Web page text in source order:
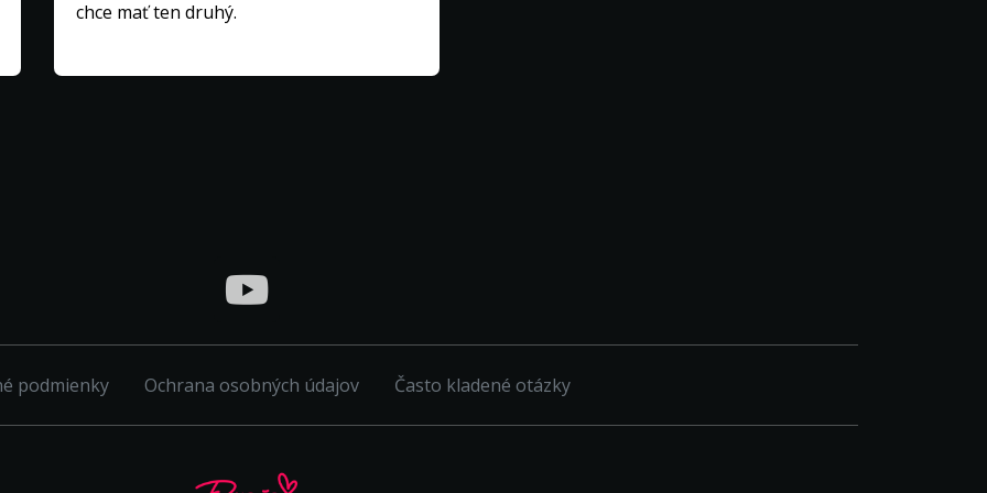
chce mať ten druhý.
podmienky Ochrana osobných údajov Často kladené otázky